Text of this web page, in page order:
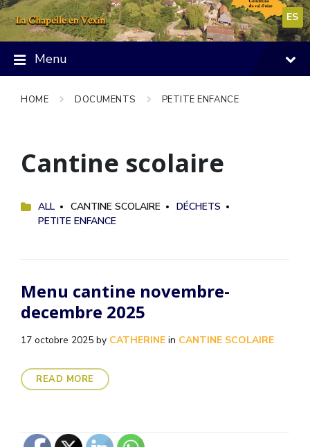
Skip
to
content
Skip
to
main
navigation
Skip
to
footer
ES
Menu
HOME DOCUMENTS PETITE ENFANCE
Cantine scolaire
ALL CANTINE SCOLAIRE
DÉCHETS
PETITE ENFANCE
Menu cantine novembre-
decembre 2025
17 octobre 2025 by CATHERINE in CANTINE SCOLAIRE
READ MORE
0